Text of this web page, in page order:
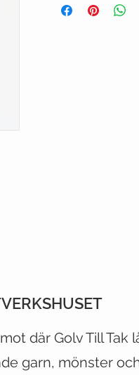
VIST OUR STORE
Terry Francois Street
där Golv Till Tak
garn, mönster